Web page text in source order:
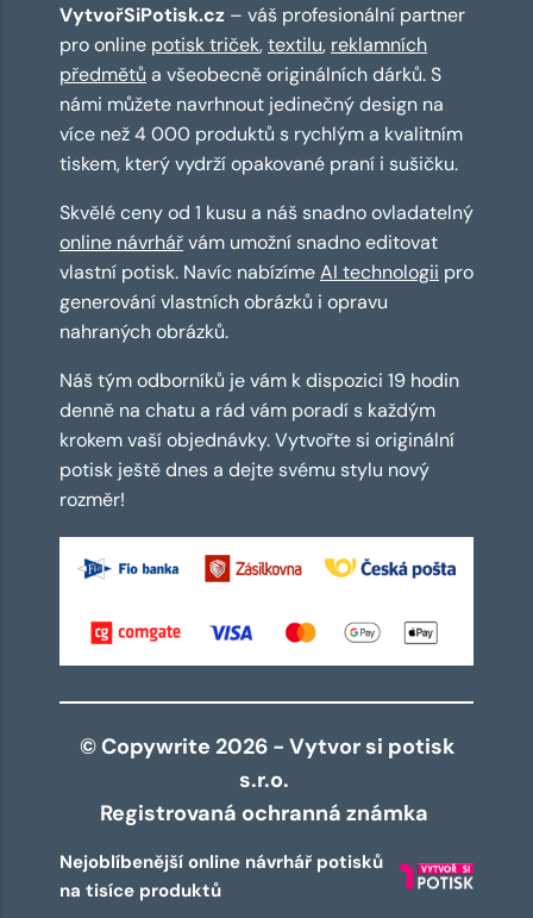
VytvořSiPotisk.cz – váš profesionální partner
pro online potisk triček,textilu, reklamních
předmětů a všeobecně originálních dárků. S
námi můžete navrhnout jedinečný design na
více než 4 000 produktů s rychlým a kvalitním
tiskem, který vydrží opakované praní i sušičku.
Skvělé ceny od 1 kusu a náš snadno ovladatelný
online návrhářvám umožní snadno editovat
vlastní potisk. Navíc nabízímeAI technologii pro
generování vlastních obrázků i opravu
nahraných obrázků.
Náš tým odborníků je vám k dispozici 19 hodin
denně na chatu a rád vám poradí s každým
krokem vaší objednávky. Vytvořte si originální
potisk ještě dnes a dejte svému stylu nový
rozměr!
© Copywrite 2026 - Vytvor si potisk
s.r.o.
Registrovaná ochranná známka
Nejoblíbenější online návrhář potisků
na tisíce produktů